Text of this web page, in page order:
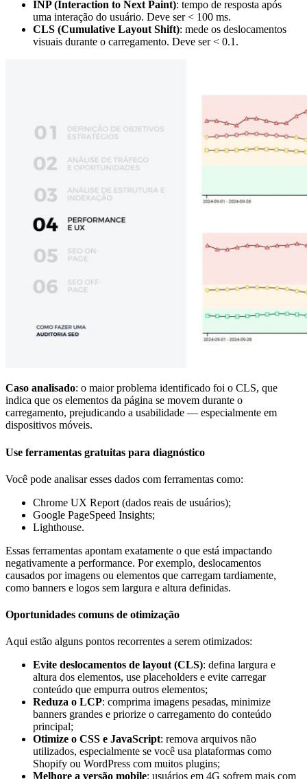
INP (Interaction to Next Paint): tempo de resposta após
uma interação do usuário. Deve ser < 100 ms.
CLS (Cumulative Layout Shift): mede os deslocamentos
visuais durante o carregamento. Deve ser < 0.1.
Caso analisado: o maior problema identificado foi o CLS, que
indica que os elementos da página se movem durante o
carregamento, prejudicando a usabilidade — especialmente em
dispositivos móveis.
Use ferramentas gratuitas para diagnóstico
Você pode analisar esses dados com ferramentas como:
Chrome UX Report (dados reais de usuários);
Google PageSpeed Insights;
Lighthouse.
Essas ferramentas apontam exatamente o que está impactando
negativamente a performance. Por exemplo, deslocamentos
causados por imagens ou elementos que carregam tardiamente,
como banners e logos sem largura e altura definidas.
Oportunidades comuns de otimização
Aqui estão alguns pontos recorrentes a serem otimizados:
Evite deslocamentos de layout (CLS): defina largura e
altura dos elementos, use placeholders e evite carregar
conteúdo que empurra outros elementos;
Reduza o LCP: comprima imagens pesadas, minimize
banners grandes e priorize o carregamento do conteúdo
principal;
Otimize o CSS e JavaScript: remova arquivos não
utilizados, especialmente se você usa plataformas como
Shopify ou WordPress com muitos plugins;
Melhore a versão mobile: usuários em 4G sofrem mais com